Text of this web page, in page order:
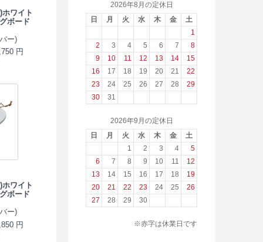
ワイト
ボード
ー)
円
ワイト
ボード
ー)
円
2026年8月の定休日
日
月 火 水 木 金
土
1
2
3 4 5 6 7
8
9
10 11 12 13 14
15
16
17 18 19 20 21
22
23
24 25 26 27 28
29
30
31
2026年9月の定休日
日
月 火 水 木 金
土
1
2 3 4
5
6
7 8 9 10 11
12
13
14 15 16 17 18
19
20
21 22 23 24 25
26
27
28 29 30
※赤字は休業日です